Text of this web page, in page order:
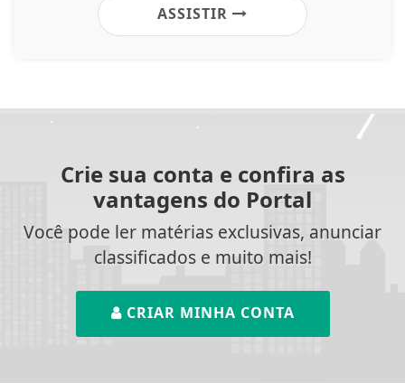
ASSISTIR
Crie sua conta e confira as
vantagens do Portal
Você pode ler matérias exclusivas, anunciar
classificados e muito mais!
CRIAR MINHA CONTA